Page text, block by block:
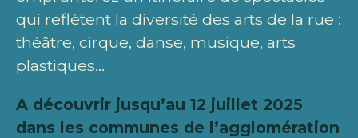
qui reflètent la diversité des arts de la rue :
théâtre, cirque, danse, musique, arts
plastiques…
A découvrir jusqu’au 12 juillet 2025
dans les communes de l’agglomération